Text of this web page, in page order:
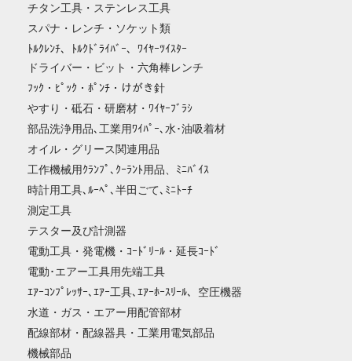
チタン工具・ステンレス工具
スパナ・レンチ・ソケット類
ﾄﾙｸﾚﾝﾁ、ﾄﾙｸﾄﾞﾗｲﾊﾞｰ、ﾜｲﾔｰﾂｲｽﾀｰ
ドライバー・ビット・六角棒レンチ
ﾌｯｸ・ﾋﾟｯｸ・ﾎﾟﾝﾁ・けがき針
やすり・砥石・研磨材・ﾜｲﾔｰﾌﾞﾗｼ
部品洗浄用品､工業用ﾜｲﾊﾟｰ､水･油吸着材
オイル・グリース関連用品
工作機械用ｸﾗﾝﾌﾟ､ｸｰﾗﾝﾄ用品、ﾐﾆﾊﾞｲｽ
時計用工具､ﾙｰﾍﾟ､半田ごて､ﾐﾆﾄｰﾁ
測定工具
テスター及び計測器
電動工具・発電機・ｺｰﾄﾞﾘｰﾙ・延長ｺｰﾄﾞ
電動･エアー工具用先端工具
ｴｱｰｺﾝﾌﾟﾚｯｻｰ､ｴｱｰ工具､ｴｱｰﾎｰｽﾘｰﾙ、空圧機器
水道・ガス・エアー用配管部材
配線部材・配線器具・工業用電気部品
機械部品